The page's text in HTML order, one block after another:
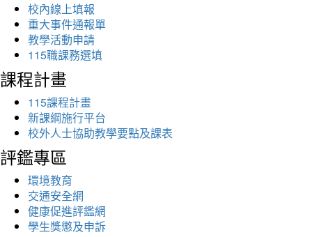
校內線上填報
重大事件通報單
教學活動申請
115職課務選填
課程計畫
115課程計畫
新課綱施行平台
校外人士協助教學要點及課表
評鑑專區
環境教育
交通安全網
健康促進評鑑網
學生獎懲及申訴